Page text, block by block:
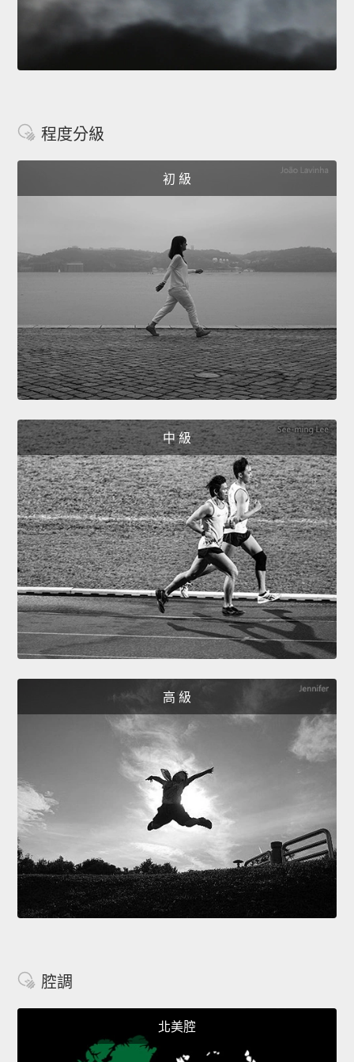
程度分級
初 級
中 級
高 級
腔調
北美腔